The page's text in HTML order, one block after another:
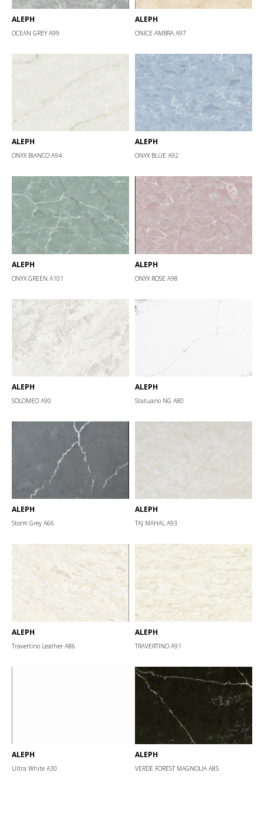
ALEPH
OCEAN GREY А99
ALEPH
ONICE AMBRA А97
ALEPH
ONYX BIANCO А94
ALEPH
ONYX BLUE А92
ALEPH
ONYX GREEN А101
ALEPH
ONYX ROSE А98
ALEPH
SOLOMEO А90
ALEPH
Statuario NG А80
ALEPH
Storm Grey А66
ALEPH
TAJ MAHAL А93
ALEPH
Travertino Leather А86
ALEPH
TRAVERTINO А91
ALEPH
Ultra White А30
ALEPH
VERDE FOREST MAGNOLIA А85